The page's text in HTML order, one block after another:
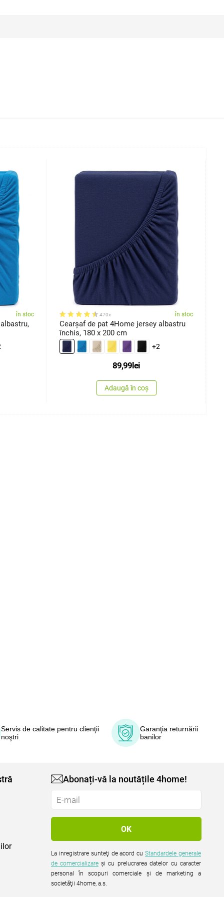
în stoc 470x în stoc
Cearșaf de pat 4Home jersey albastru
închis, 180 x 200 cm
+2
89,99lei
Adaugă în coș
Servis de calitate pentru clienţii
noştri
Garanţia returnării
banilor
Abonați-vă la noutățile 4home!
La inregistrare sunteţi de acord cuStandardele generale
de comercializare şi cu prelucrarea datelor cu caracter
personal în scopuri comerciale şi de marketing a
societăţii 4home, a.s.